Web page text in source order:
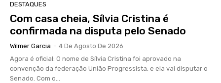
DESTAQUES
Com casa cheia, Sílvia Cristina é
confirmada na disputa pelo Senado
Wilmer Garcia - 4 De Agosto De 2026
Agora é oficial: O nome de Sílvia Cristina foi aprovado na
convenção da federação União Progressista, e ela vai disputar o
Senado. Com o...